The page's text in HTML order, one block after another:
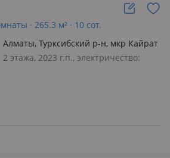
· 265.3 м² · 10 сот.
Алматы, Турксибский р-н, мкр Кайрат
5
2 этажа, 2023 г.п., электричество: